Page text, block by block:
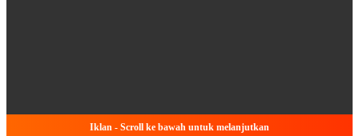
Iklan - Scroll ke bawah untuk melanjutkan